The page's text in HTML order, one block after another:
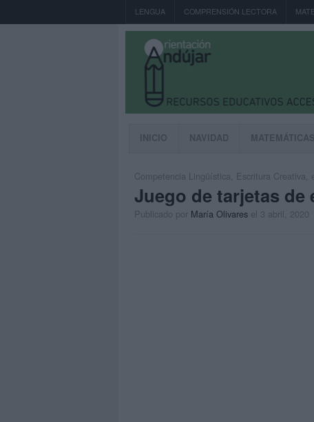
LENGUA COMPRENSIÓN LECTORA
INICIO NAVIDAD MATEMÁTICAS
Competencia Lingüística Escritura Creativa
Juego de tarjetas de
Publicado por María Olivares el 3 abril, 2020